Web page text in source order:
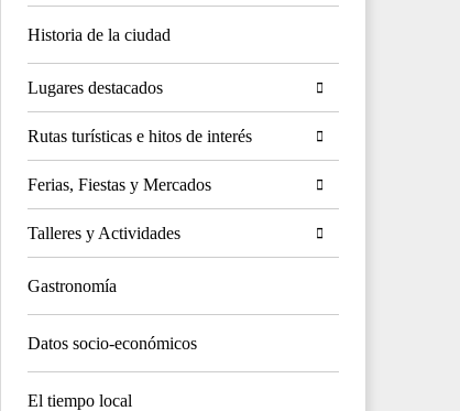
Historia de la ciudad
Lugares destacados
Rutas turísticas e hitos de interés
Ferias, Fiestas y Mercados
Talleres y Actividades
Gastronomía
Datos socio-económicos
El tiempo local